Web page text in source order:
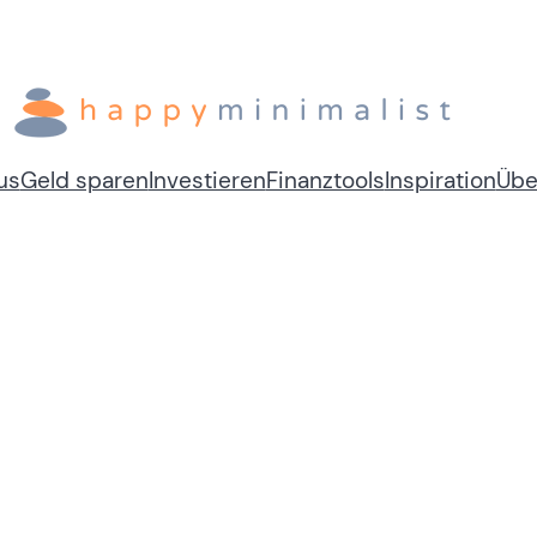
Geld sparenInvestierenFinanztoolsInspiration